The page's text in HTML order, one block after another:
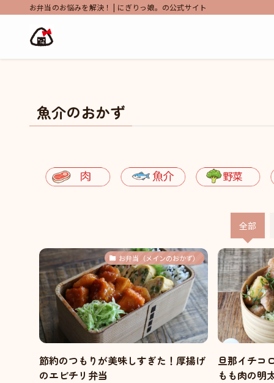
お弁当のお悩みを解決！ | にぎりっ娘。の公式サイト
魚介のおかず
全部
お弁当（メインのおかず）
節約のつもりが美味しすぎた！厚揚げ
のエビチリ弁当
旦那イチコ
もも肉の明